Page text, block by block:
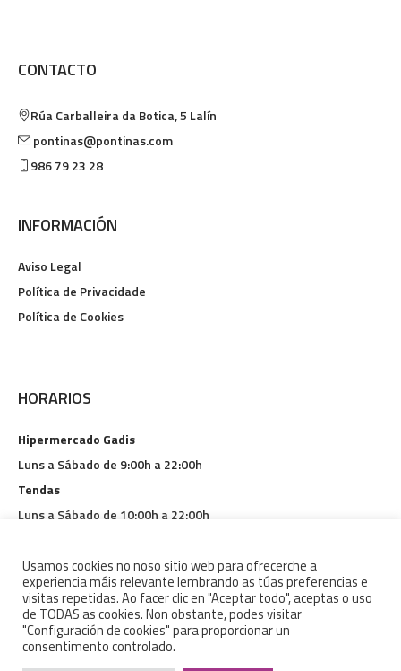
CONTACTO
Rúa Carballeira da Botica, 5 Lalín
pontinas@pontinas.com
986 79 23 28
INFORMACIÓN
Aviso Legal
Política de Privacidade
Política de Cookies
HORARIOS
Hipermercado Gadis
Luns a Sábado de 9:00h a 22:00h
Tendas
Luns a Sábado de 10:00h a 22:00h
Luns a Domingo de 9:00h a 1:30h
Usamos cookies no noso sitio web para ofrecerche a
experiencia máis relevante lembrando as túas preferencias e
visitas repetidas. Ao facer clic en "Aceptar todo", aceptas o uso
de TODAS as cookies. Non obstante, podes visitar
"Configuración de cookies" para proporcionar un
consentimento controlado.